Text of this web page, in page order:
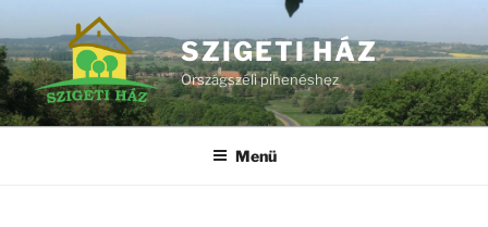
Inhalt
springen
SZIGETI HÁZ
Országszéli pihenéshez
Menü